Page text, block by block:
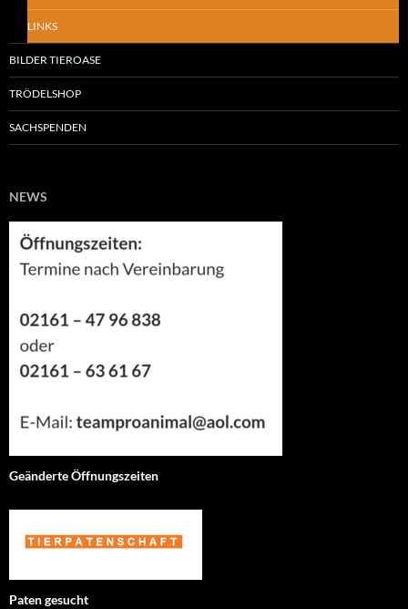
LINKS
BILDER TIEROASE
TRÖDELSHOP
SACHSPENDEN
NEWS
Geänderte Öffnungszeiten
Paten gesucht